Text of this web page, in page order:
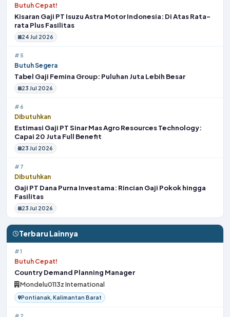
Butuh Cepat!
Kisaran Gaji PT Isuzu Astra Motor Indonesia: Di Atas Rata-
rata Plus Fasilitas
24 Jul 2026
#5
Butuh Segera
Tabel Gaji Femina Group: Puluhan Juta Lebih Besar
23 Jul 2026
#6
Dibutuhkan
Estimasi Gaji PT Sinar Mas Agro Resources Technology:
Capai 20 Juta Full Benefit
23 Jul 2026
#7
Dibutuhkan
Gaji PT Dana Purna Investama: Rincian Gaji Pokok hingga
Fasilitas
23 Jul 2026
Terbaru Lainnya
#1
Butuh Cepat!
Country Demand Planning Manager
Mondelu0113z International
Pontianak, Kalimantan Barat